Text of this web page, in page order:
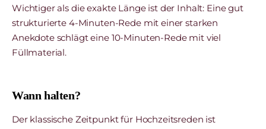
Wichtiger als die exakte Länge ist der Inhalt: Eine gut
strukturierte 4-Minuten-Rede mit einer starken
Anekdote schlägt eine 10-Minuten-Rede mit viel
Füllmaterial.
Wann halten?
Der klassische Zeitpunkt für Hochzeitsreden ist